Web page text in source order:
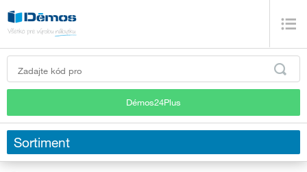
Démos24Plus
Sortiment